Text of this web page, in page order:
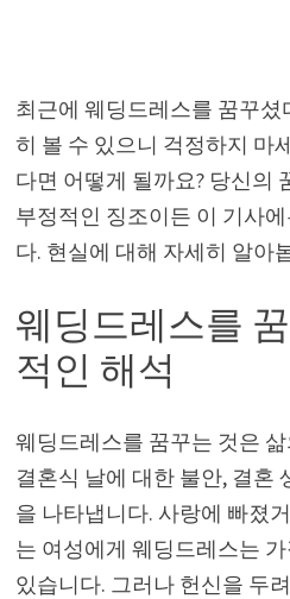
최근에 웨딩드레스를 꿈꾸
히 볼 수 있으니 걱정하지 마
다면 어떻게 될까요? 당신의
부정적인 징조이든 이 기사
다. 현실에 대해 자세히 알
웨딩드레스를
적인 해석
웨딩드레스를 꿈꾸는 것은
결혼식 날에 대한 불안, 결혼
을 나타냅니다. 사랑에 빠졌
는 여성에게 웨딩드레스는
있습니다. 그러나 헌신을 두